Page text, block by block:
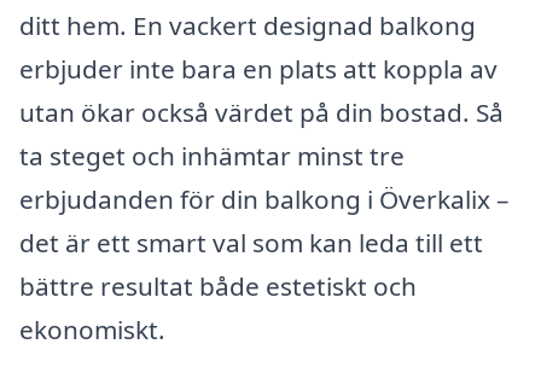
ditt hem. En vackert designad balkong
erbjuder inte bara en plats att koppla av
utan ökar också värdet på din bostad. Så
ta steget och inhämtar minst tre
erbjudanden för din balkong i Överkalix –
det är ett smart val som kan leda till ett
bättre resultat både estetiskt och
ekonomiskt.